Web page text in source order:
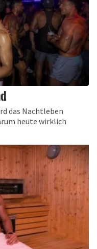
das Nachtleben
heute wirklich